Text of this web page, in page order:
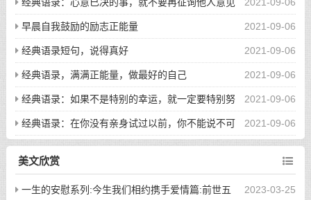
2021-09-06
经典语录：心意已决的事，就不要再征询他人意见
了 2021-09-06
早晨自我鼓励的励志正能量
2021-09-06
经典语录短句，说得真好
2021-09-06
经典语录，满满正能量，做最好的自己
2021-09-06
经典语录：如果不是特别的幸运，就一定要特别努
力 2021-09-06
经典语录：在你没有亲身试过以前，你不能说不可
能
美文欣赏
2023-03-25
一生的安慰系列:今生我们相约携手爱情篇:前世五